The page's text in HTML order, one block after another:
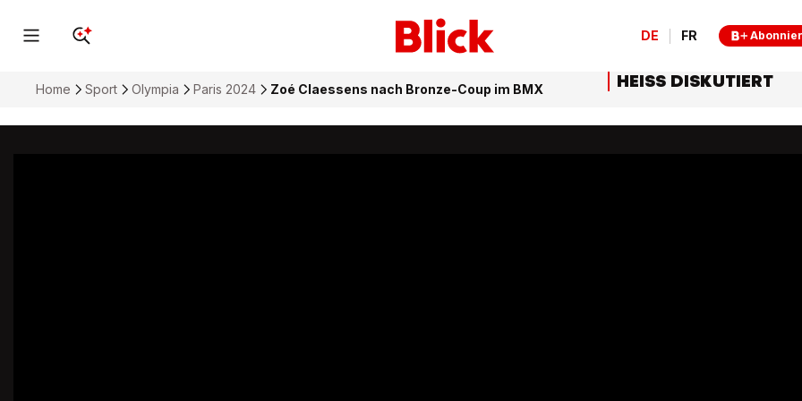
DE FR
Home Sport Olympia Paris 2024 Zoé Claessens nach Bronze-Coup im BMX HEISS DISKUTIERT